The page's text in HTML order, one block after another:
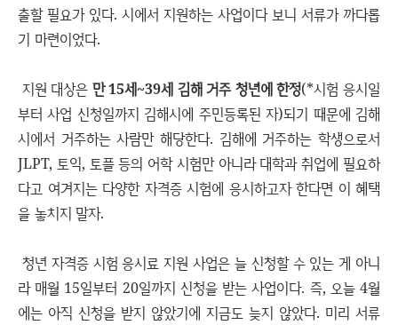
출할 필요가 있다. 시에서 지원하는 사업이다 보니 서류가 까다롭
기 마련이었다.
지원 대상은 만 15세~39세 김해 거주 청년에 한정(*시험 응시일
부터 사업 신청일까지 김해시에 주민등록된 자)되기 때문에 김해
시에서 거주하는 사람만 해당한다. 김해에 거주하는 학생으로서
JLPT, 토익, 토플 등의 어학 시험만 아니라 대학과 취업에 필요하
다고 여겨지는 다양한 자격증 시험에 응시하고자 한다면 이 혜택
을 놓치지 말자.
청년 자격증 시험 응시료 지원 사업은 늘 신청할 수 있는 게 아니
라 매월 15일부터 20일까지 신청을 받는 사업이다. 즉, 오늘 4월
에는 아직 신청을 받지 않았기에 지금도 늦지 않았다. 미리 서류